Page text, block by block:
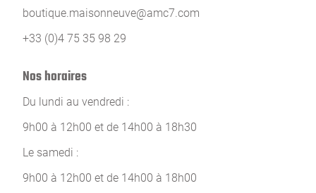
boutique.maisonneuve@amc7.com
+33 (0)4 75 35 98 29
Nos horaires
Du lundi au vendredi :
9h00 à 12h00 et de 14h00 à 18h30
Le samedi :
9h00 à 12h00 et de 14h00 à 18h00